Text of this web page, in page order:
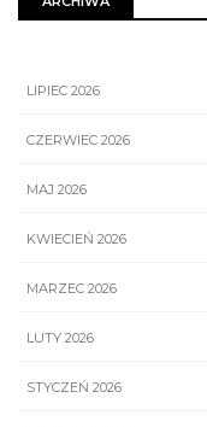
LIPIEC 2026
CZERWIEC 2026
MAJ 2026
KWIECIEŃ 2026
MARZEC 2026
LUTY 2026
STYCZEŃ 2026